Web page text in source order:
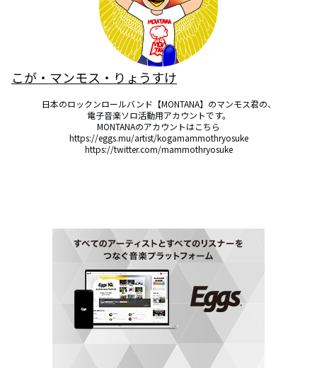
こが・マンモス・りょうすけ
日本のロックンロールバンド【MONTANA】のマンモス君の、
電子音楽ソロ活動用アカウントです。
MONTANAのアカウントはこちら
https://eggs.mu/artist/kogamammothryosuke
https://twitter.com/mammothryosuke